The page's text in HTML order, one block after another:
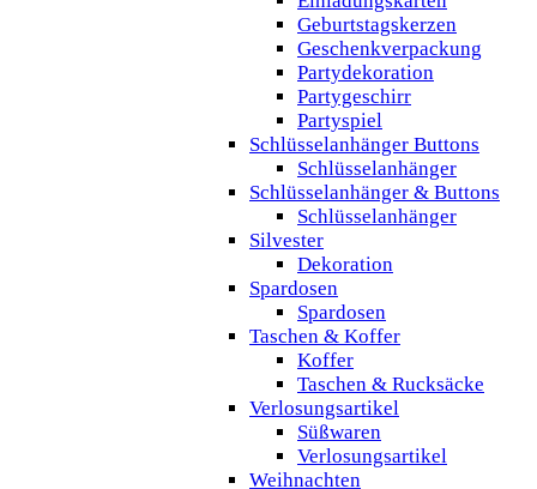
Geburtstagskerzen
Geschenkverpackung
Partydekoration
Partygeschirr
Partyspiel
Schlüsselanhänger Buttons
Schlüsselanhänger
Schlüsselanhänger & Buttons
Schlüsselanhänger
Silvester
Dekoration
Spardosen
Spardosen
Taschen & Koffer
Koffer
Taschen & Rucksäcke
Verlosungsartikel
Süßwaren
Verlosungsartikel
Weihnachten